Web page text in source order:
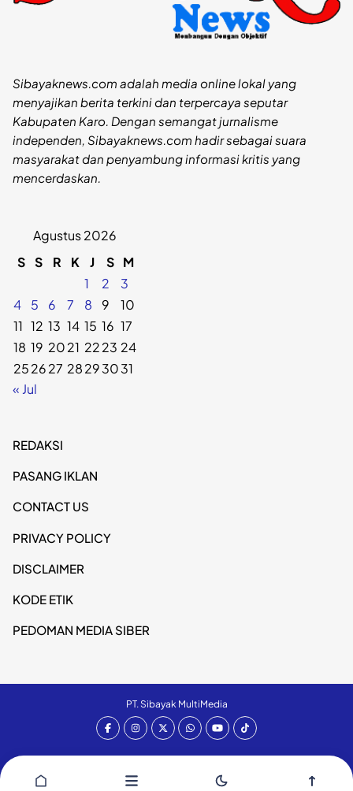
Sibayaknews.com adalah media online lokal yang
menyajikan berita terkini dan terpercaya seputar
Kabupaten Karo. Dengan semangat jurnalisme
independen, Sibayaknews.com hadir sebagai suara
masyarakat dan penyambung informasi kritis yang
mencerdaskan.
Agustus 2026
S S R K J S M
1
2
3
4
5 6 7 8 9
10
11 12 13 14 15 16 17
18 19 2021 2223 24
252627 28293031
« Jul
REDAKSI
PASANG IKLAN
CONTACT US
PRIVACY POLICY
DISCLAIMER
KODE ETIK
PEDOMAN MEDIA SIBER
PT. Sibayak MultiMedia